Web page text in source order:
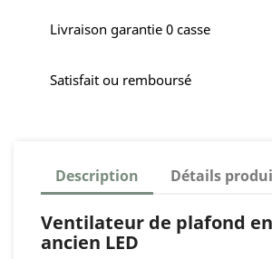
Livraison garantie 0 casse
Satisfait ou remboursé
Description Détails
Ventilateur de plafond
ancien LED